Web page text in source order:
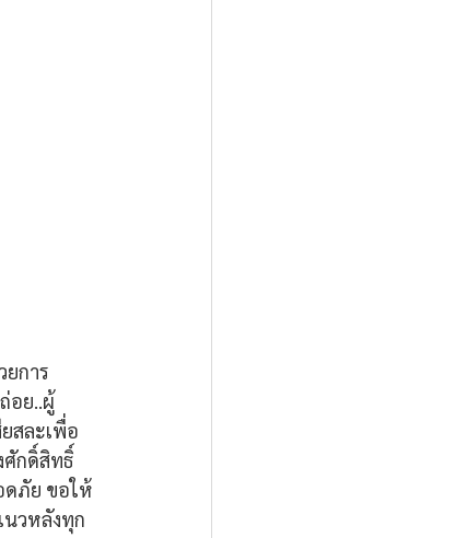
การ
อย..ผู้
สละเพื่อ
ศักดิ์สิทธิ์
ดภัย ขอให้
วหลังทุก